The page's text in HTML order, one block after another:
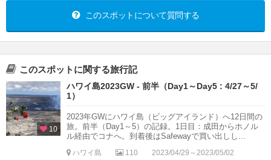
このスポットについて質問する
このスポットに関する旅行記
10
ハワイ島2023GW - 前半（Day1～Day5 : 4/27～5/
1）
2023年GWにハワイ島（ビッグアイランド）へ12日間の
旅。前半（Day1～5）の記録。1日目：成田からホノル
ル経由でコナへ。到着後はSafewayで買い出しし...
ハワイ島 110
2023/04/29～2023/05/02